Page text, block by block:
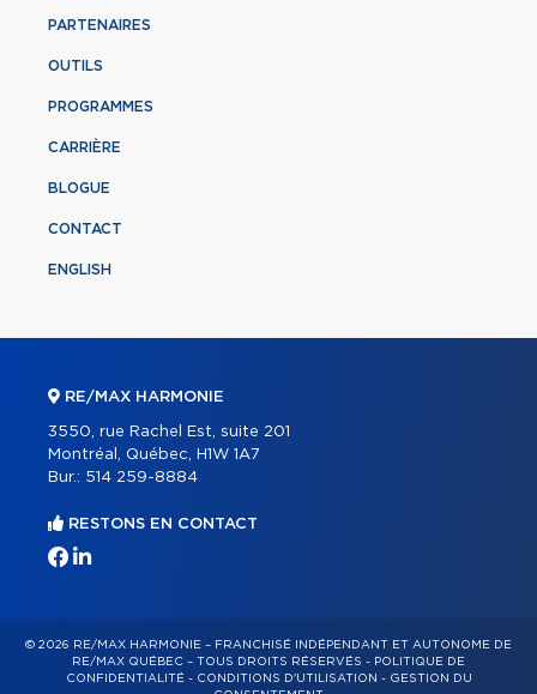
PARTENAIRES
OUTILS
PROGRAMMES
CARRIÈRE
BLOGUE
CONTACT
ENGLISH
RE/MAX HARMONIE
3550, rue Rachel Est, suite 201
Montréal, Québec, H1W 1A7
Bur.: 514 259-8884
RESTONS EN CONTACT
© 2026 RE/MAX HARMONIE – FRANCHISÉ INDÉPENDANT ET AUTONOME DE
RE/MAX QUÉBEC – TOUS DROITS RÉSERVÉS - POLITIQUE DE
CONFIDENTIALITÉ- CONDITIONS D'UTILISATION - GESTION DU